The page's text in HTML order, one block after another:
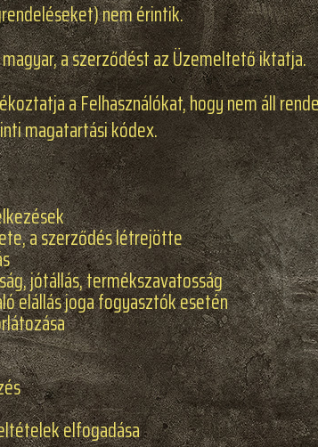
nem érintik.
a szerződést az Üzemeltető iktatja.
a Felhasználókat, hogy nem áll
magatartási kódex.
a szerződés létrejötte
jótállás, termékszavatosság
elállás joga fogyasztók esetén
elfogadása